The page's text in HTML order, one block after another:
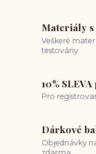
Materiály
Veškeré
testovány
10%
Pro
Dárkové
Objednávky